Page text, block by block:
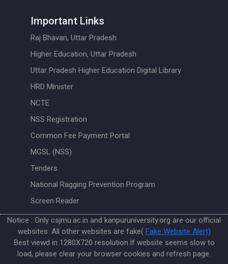
Important Links
Raj Bhavan, Uttar Pradesh
Higher Education, Uttar Pradesh
Uttar Pradesh Higher Education Digital Library
HRD Minister
NCTE
NSS Registration
Common Fee Payment Portal
MGSL (NSS)
Tenders
National Ragging Prevention Program
Screen Reader
Notice : Only csjmu.ac.in and kanpuruniversity.org are our official
websites. All other websites are fake( Fake Website Alert)
Best viewd in 1280X720 resolution.If website seems slow to
load, please clear your browser cookies and refresh page.